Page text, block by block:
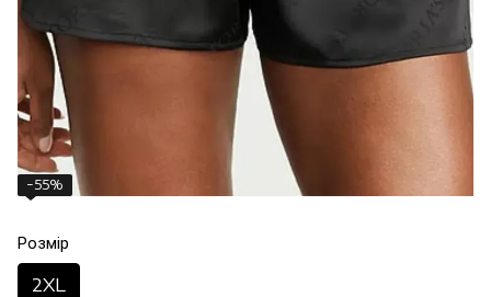
−55%
Розмір
2XL